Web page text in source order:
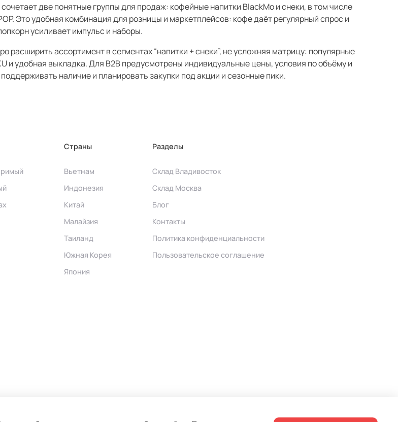
две понятные группы для продаж: кофейные напитки BlackMo и снеки, в том числе
Это удобная комбинация для розницы и маркетплейсов: кофе даёт регулярный спрос и
усиливает импульс и наборы.
расширить ассортимент в сегментах “напитки + снеки”, не усложняя матрицу: популярные
и удобная выкладка. Для B2B предусмотрены индивидуальные цены, условия по объёму и
наличие и планировать закупки под акции и сезонные пики.
Страны
Вьетнам
Индонезия
Китай
Малайзия
Таиланд
Южная Корея
Япония
Разделы
Склад Владивосток
Склад Москва
Блог
Контакты
Политика конфиденциальности
Пользовательское соглашение